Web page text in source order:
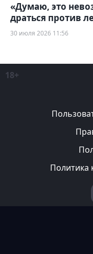
«Думаю, это
драться против
30 июля 2026 11:56
18+
Политика